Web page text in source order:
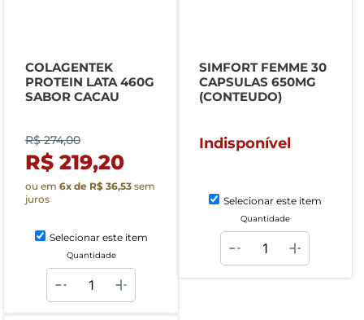
COLAGENTEK
PROTEIN LATA 460G
SABOR CACAU
R$ 274,00
R$ 219,20
ou em 6x de R$ 36,53 sem
juros
Selecionar este item
Quantidade
SIMFORT FEMME 30
CAPSULAS 650MG
(CONTEUDO)
Indisponível
Selecionar este item
Quantidade